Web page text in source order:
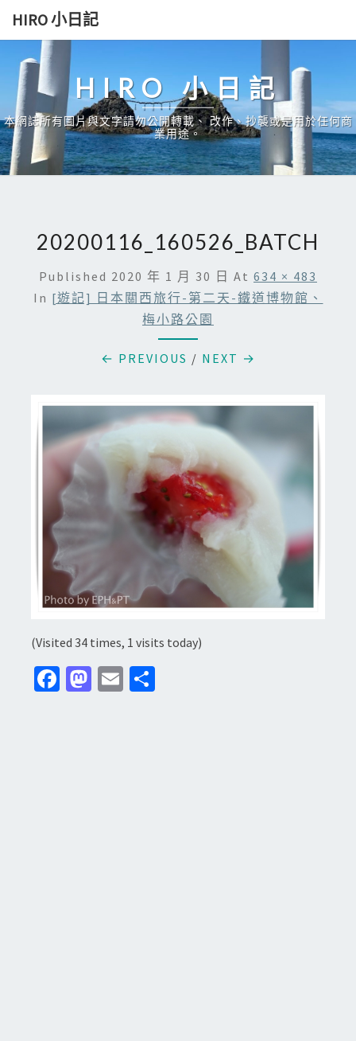
Skip
content
HIRO 小日記
HIRO 小日記
本網誌所有圖片與文字請勿公開轉載、 改作、抄襲或是用於任何商
業用途。
20200116_160526_BATCH
Published 2020 年 1 月 30 日 At 634 × 483
In [遊記] 日本關西旅行-第二天-鐵道博物館、
梅小路公園
← PREVIOUS / NEXT →
(Visited 34 times, 1 visits today)
Fa M E